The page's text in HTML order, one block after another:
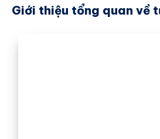
Giới thiệu tổng quan về